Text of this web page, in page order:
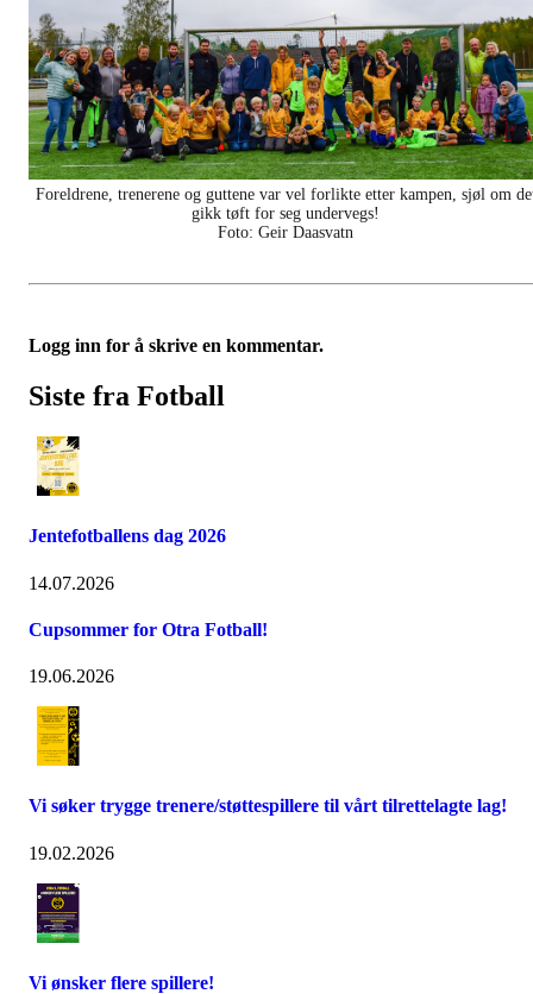
Foreldrene, trenerene og guttene var vel forlikte etter kampen, sjøl om
gikk tøft for seg undervegs!
Foto: Geir Daasvatn
Logg inn for å skrive en kommentar.
Siste fra Fotball
Jentefotballens dag 2026
14.07.2026
Cupsommer for Otra Fotball!
19.06.2026
Vi søker trygge trenere/støttespillere til vårt tilrettelagte lag!
19.02.2026
Vi ønsker flere spillere!